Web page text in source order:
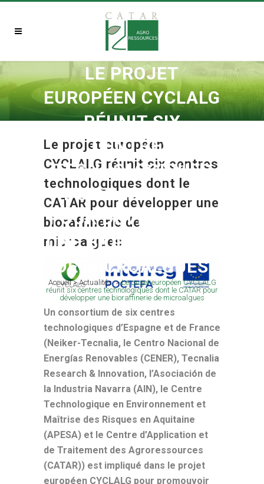
LE PROJET
EUROPÉEN CYCLALG
RÉUNIT SIX
CENTRES
TECHNOLOGIQUES
DONT LE CATAR
POUR DÉVELOPPER
UNE BIORAFFINERIE
DE MICROALGUES
Accueil>Actualités >Le projet européen CYCLALG
réunit six centres technologiques dont le CATAR pour
développer une bioraffinerie de microalgues
Le projet européen
CYCLALG réunit six centres
technologiques dont le
CATAR pour développer une
bioraffinerie de
microalgues
Un consortium de six centres
technologiques d’Espagne et de France
(Neiker-Tecnalia, le Centro Nacional de
Energías Renovables (CENER), Tecnalia
Research & Innovation, l’Asociación de
la Industria Navarra (AIN), le Centre
Technologique en Environnement et
Maîtrise des Risques en Aquitaine
(APESA) et le Centre d’Application et
de Traitement des Agroressources
(CATAR)) est impliqué dans le projet
européen CYCLALG pour promouvoir